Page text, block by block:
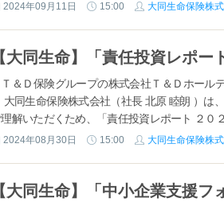
2024年09月11日 15:00 大同生命保険株
【大同生命】「責任投資レポ
＆Ｄ保険グループの株式会社Ｔ＆Ｄホール
大同生命保険株式会社（社長 北原 睦朗 ）は
解いただくため、「責任投資レポート ２０
2024年08月30日 15:00 大同生命保険株